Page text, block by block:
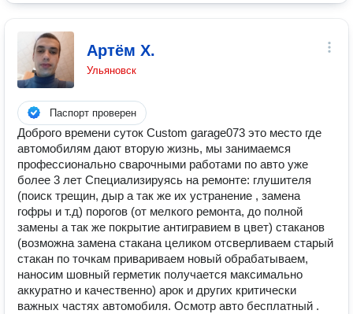
Артëм Х.
Ульяновск
Паспорт проверен
Доброго времени суток Custom garage073 это место где
автомобилям дают вторую жизнь, мы занимаемся
профессионально сварочными работами по авто уже
более 3 лет Специализируясь на ремонте: глушителя
(поиск трещин, дыр а так же их устранение , замена
гофры и т.д) порогов (от мелкого ремонта, до полной
замены а так же покрытие антигравием в цвет) стаканов
(возможна замена стакана целиком отсверливаем старый
стакан по точкам привариваем новый обрабатываем,
наносим шовный герметик получается максимально
аккуратно и качественно) арок и других критически
важных частях автомобиля. Осмотр авто бесплатный .